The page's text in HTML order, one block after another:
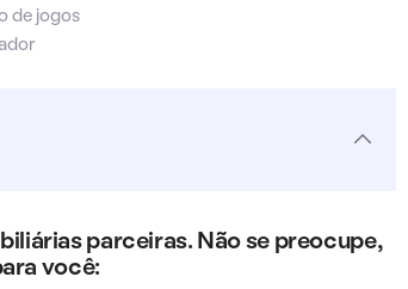
de jogos
parceiras. Não se preocupe,
você: